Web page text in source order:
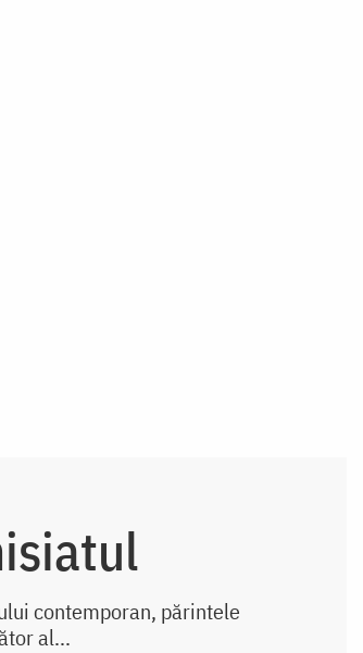
contemporan, părintele
al...